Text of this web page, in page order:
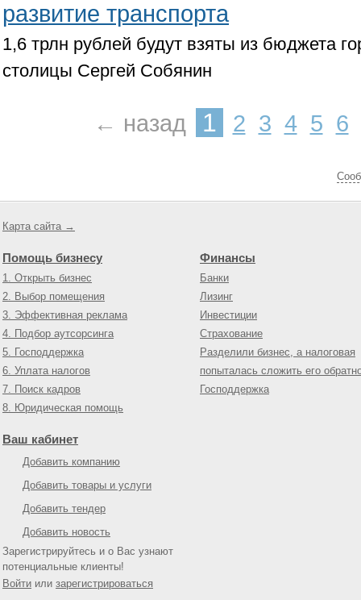
развитие транспорта
1,6 трлн рублей будут взяты из бюджета
столицы Сергей Собянин
← назад 1 2 3 4 5 6
Карта сайта →
Помощь бизнесу
1. Открыть бизнес
2. Выбор помещения
3. Эффективная реклама
4. Подбор аутсорсинга
5. Господдержка
6. Уплата налогов
7. Поиск кадров
8. Юридическая помощь
Финансы
Банки
Лизинг
Инвестиции
Страхование
Разделили бизнес, а налоговая
попыталась сложить его
Господдержка
Ваш кабинет
Добавить компанию
Добавить товары и услуги
Добавить тендер
Добавить новость
Зарегистрируйтесь и о Вас узнают
потенциальные клиенты!
Войти или зарегистрироваться